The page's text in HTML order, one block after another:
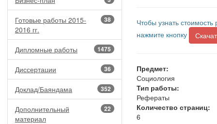
38
Готовые работы 2015-
2016 гг.
1475
Дипломные работы
36
Диссертации
352
Доклад/Баяндама
22
Дополнительный
материал
Чтобы узнать
нажмите кнопку
Предмет:
Социология
Тип работы:
Рефераты
Количество страниц:
6